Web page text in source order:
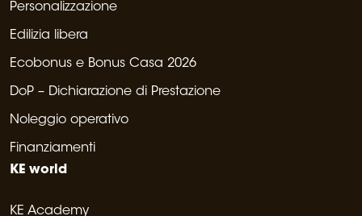
Personalizzazione
Edilizia libera
Ecobonus e Bonus Casa 2026
DoP – Dichiarazione di Prestazione
Noleggio operativo
Finanziamenti
KE world
KE Academy